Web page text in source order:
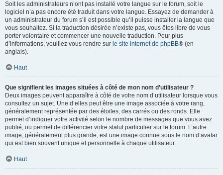
Soit les administrateurs n’ont pas installé votre langue sur le forum, soit le
logiciel n’a pas encore été traduit dans votre langue. Essayez de demander à
un administrateur du forum s’il est possible qu’il puisse installer la langue que
vous souhaitez. Si la traduction désirée n’existe pas, vous êtes libre de vous
porter volontaire et commencer une nouvelle traduction. Pour plus
d’informations, veuillez vous rendre sur le site internet de phpBB® (en
anglais).
Haut
Que signifient les images situées à côté de mon nom d’utilisateur ?
Deux images peuvent apparaître à côté de votre nom d’utilisateur lorsque vous
consultez un sujet. Une d’elles peut être une image associée à votre rang,
généralement représentée par des étoiles, des carrés ou des ronds. Elle
permet d’indiquer votre activité selon le nombre de messages que vous avez
publié, ou permet de différencier votre statut particulier sur le forum. L’autre
image, généralement plus grande, est une image connue sous le nom d’avatar
qui est bien souvent unique et personnelle à chaque utilisateur.
Haut